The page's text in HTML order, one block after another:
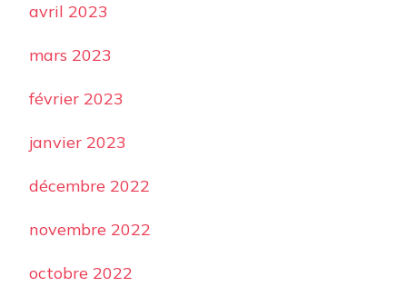
avril 2023
mars 2023
février 2023
janvier 2023
décembre 2022
novembre 2022
octobre 2022